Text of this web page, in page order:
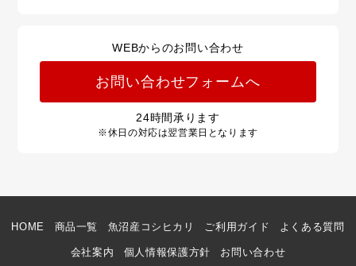
WEBからのお問い合わせ
お問い合わせフォームへ
24時間承ります
※休日の対応は翌営業日となります
HOME 商品一覧 魚沼産コシヒカリ ご利用ガイド よくある質問
会社案内 個人情報保護方針 お問い合わせ